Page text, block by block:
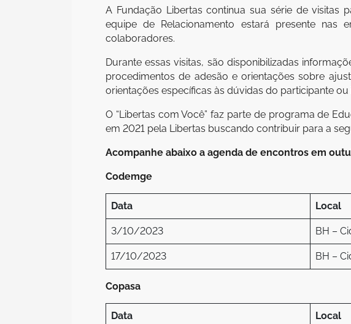
A Fundação Libertas continua sua série de visitas
equipe de Relacionamento estará presente
colaboradores.
Durante essas visitas, são disponibilizadas
procedimentos de adesão e orientações sobre
orientações específicas às dúvidas do participante
O “Libertas com Você” faz parte de programa de
em 2021 pela Libertas buscando contribuir para a
Acompanhe abaixo a agenda de encontros em
Codemge
Data Local
3/10/2023 BH –
17/10/2023 BH –
Copasa
Data Local